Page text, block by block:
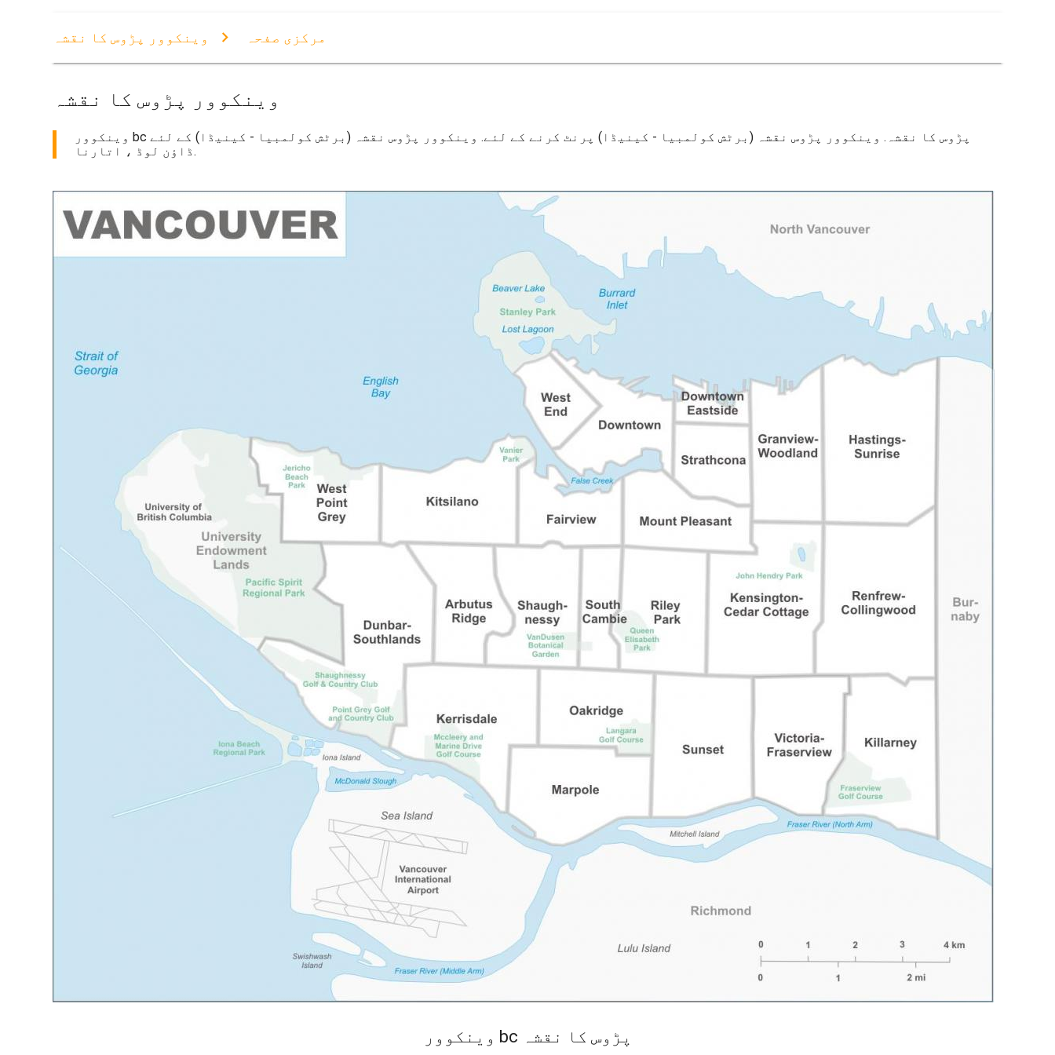
مرکزی صفحہ وینکوور پڑوس کا نقشہ
وینکوور پڑوس کا نقشہ
وینکوور bc پڑوس کا نقشہ. وینکوور پڑوس نقشہ (برٹش کولمبیا - کینیڈا) پرنٹ کرنے کے لئے. وینکوور پڑوس نقشہ (برٹش کولمبیا - کینیڈا) کے لئے
ڈاؤن لوڈ ، اتارنا.
وینکوور bc پڑوس کا نقشہ